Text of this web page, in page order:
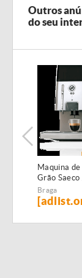
Outros
do seu
Maquina
Grão Saeco
Braga